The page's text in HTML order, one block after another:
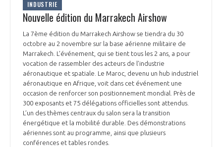
PRENDRE CONTACT AVEC LE MÉDIATEUR DE LA FILIÈRE
EMPLOI & FORMATION
ENVIRONNEMENT
INNOVATION
INTERNATIONALISATION
LES PUBLICATIONS
DOCUMENTS & BROCHURES
RAPPORTS D'ACTIVITÉS
INDUSTRIE
Nouvelle édition du Marrakech Airshow
La 7ème édition du Marrakech Airshow se tiendra du 30
octobre au 2 novembre sur la base aérienne militaire de
Marrakech. L’événement, qui se tient tous les 2 ans, a pour
vocation de rassembler des acteurs de l’industrie
aéronautique et spatiale. Le Maroc, devenu un hub industriel
aéronautique en Afrique, voit dans cet événement une
occasion de renforcer son positionnement mondial. Près de
300 exposants et 75 délégations officielles sont attendus.
L’un des thèmes centraux du salon sera la transition
énergétique et la mobilité durable. Des démonstrations
aériennes sont au programme, ainsi que plusieurs
conférences et tables rondes.